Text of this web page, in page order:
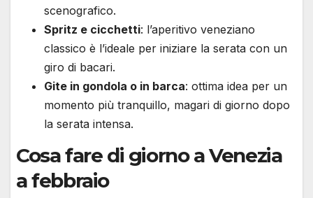
scenografico.
Spritz e cicchetti: l’aperitivo veneziano
classico è l’ideale per iniziare la serata con un
giro di bacari.
Gite in gondola o in barca: ottima idea per un
momento più tranquillo, magari di giorno dopo
la serata intensa.
Cosa fare di giorno a Venezia
a febbraio